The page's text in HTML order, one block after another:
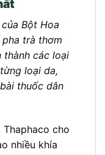
Bột Hoa
trà thơm
thành các loại
loại da,
thuốc dân
cho
nhiều khía